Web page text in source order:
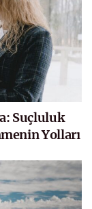
Suçluluk
Yolları